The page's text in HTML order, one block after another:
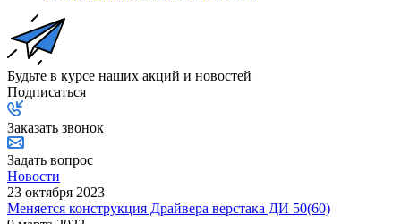
Будьте в курсе наших акций и новостей
Подписаться
Заказать звонок
Задать вопрос
Новости
23 октября 2023
Меняется конструкция Драйвера верстака ДИ 50(60)